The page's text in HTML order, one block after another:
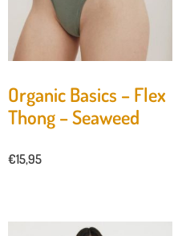
Organic Basics – Flex
Thong – Seaweed
€15,95